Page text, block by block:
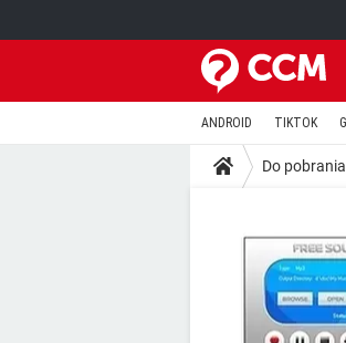
ANDROID TIKTOK
Do pobrania